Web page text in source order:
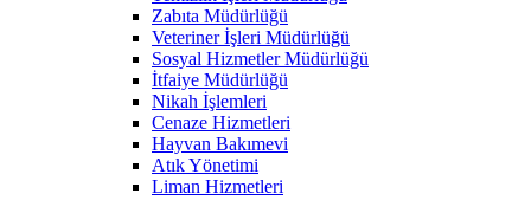
Zabıta Müdürlüğü
Veteriner İşleri Müdürlüğü
Sosyal Hizmetler Müdürlüğü
İtfaiye Müdürlüğü
Nikah İşlemleri
Cenaze Hizmetleri
Hayvan Bakımevi
Atık Yönetimi
Liman Hizmetleri